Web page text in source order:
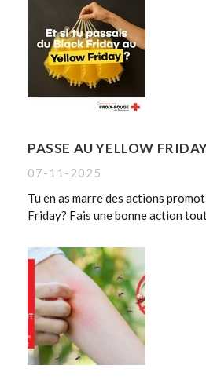
PASSE AU YELLOW
07-11-2025
Tu en as marre des actions
Friday? Fais une bonne action